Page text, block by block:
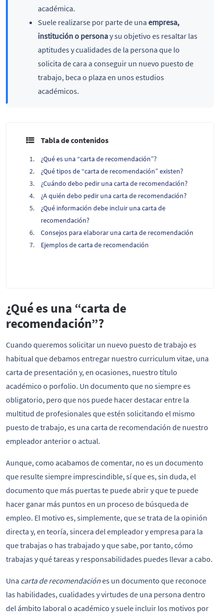
académica.
Suele realizarse por parte de una empresa,
institución o personay su objetivo es resaltar las
aptitudes y cualidades de la persona que lo
solicita de cara a conseguir un nuevo puesto de
trabajo, beca o plaza en unos estudios
académicos.
Tabla de contenidos
¿Qué es una “carta de recomendación”?
¿Qué tipos de “carta de recomendación” existen?
¿Cuándo debo pedir una carta de recomendación?
¿A quién debo pedir una carta de recomendación?
¿Qué información debe incluir una carta de
recomendación?
Consejos para elaborar una carta de recomendación
Ejemplos de carta de recomendación
¿Qué es una “carta de
recomendación”?
Cuando queremos solicitar un nuevo puesto de trabajo es
habitual que debamos entregar nuestro curriculum vitae, una
carta de presentación y, en ocasiones, nuestro título
académico o porfolio. Un documento que no siempre es
obligatorio, pero que nos puede hacer destacar entre la
multitud de profesionales que estén solicitando el mismo
puesto de trabajo, es una carta de recomendación de nuestro
empleador anterior o actual.
Aunque, como acabamos de comentar, no es un documento
que resulte siempre imprescindible, sí que es, sin duda, el
documento que más puertas te puede abrir y que te puede
hacer ganar más puntos en un proceso de búsqueda de
empleo. El motivo es, simplemente, que se trata de la opinión
directa y, en teoría, sincera del empleador y empresa para la
que trabajas o has trabajado y que sabe, por tanto, cómo
trabajas y qué tareas y responsabilidades puedes llevar a cabo.
Una carta de recomendaciónes un documento que reconoce
las habilidades, cualidades y virtudes de una persona dentro
del ámbito laboral o académico y suele incluir los motivos por